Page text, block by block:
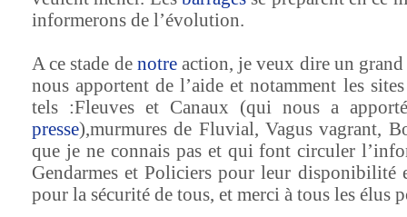
informerons de l’évolution.
A ce stade de notreaction, je veux dire un grand
nous apportent de l’aide et notamment les
tels :Fleuves et Canaux (qui nous a
presse),murmures de Fluvial, Vagus vagrant,
que je ne connais pas et qui font circuler
Gendarmes et Policiers pour leur disponibilité
pour la sécurité de tous, et merci à tous les élus